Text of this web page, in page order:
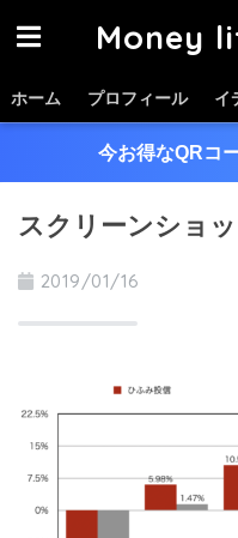
Money
ホーム プロフィール イ
今お得なQRコ
スクリーンショ
2019/01/16